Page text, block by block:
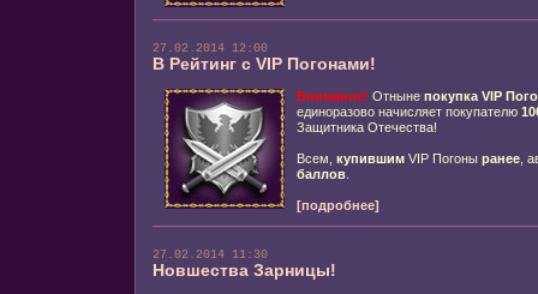
27.02.2014 12:00
В Рейтинг с VIP Погонами!
Внимание! Отныне покупка VIP
единоразово начисляет покупателю
Защитника Отечества!
Всем, купившимVIP Погоны ранее,
баллов.
[подробнее]
27.02.2014 11:30
Новшества Зарницы!